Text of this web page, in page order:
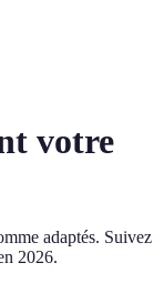
votre
adaptés. Suivez
2026.